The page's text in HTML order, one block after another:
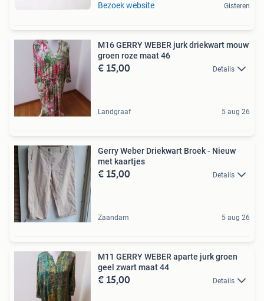
Bezoek website Gisteren
M16 GERRY WEBER jurk driekwart mouw
groen roze maat 46
€ 15,00 Details
Landgraaf 5 aug 26
Gerry Weber Driekwart Broek - Nieuw
met kaartjes
€ 15,00 Details
Zaandam 5 aug 26
M11 GERRY WEBER aparte jurk groen
geel zwart maat 44
€ 15,00 Details